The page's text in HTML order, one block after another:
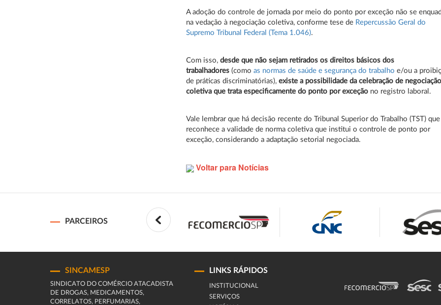
A adoção do controle de jornada por meio do ponto por exceção não se
na vedação à negociação coletiva, conforme tese de Repercussão Geral do
Supremo Tribunal Federal (Tema 1.046).
Com isso,desde que não sejam retirados os direitos básicos dos
trabalhadores (comoas normas de saúde e segurança do trabalho e/ou a
de práticas discriminatórias),existe a possibilidade da celebração de negociação
coletiva que trata especificamente do ponto por exceção no registro laboral.
Vale lembrar que há decisão recente do Tribunal Superior do Trabalho (TST) que
reconhece a validade de norma coletiva que institui o controle de ponto por
exceção, considerando a adaptação setorial negociada.
Voltar para Notícias
PARCEIROS
SINCAMESP
SINDICATO DO COMÉRCIO ATACADISTA
DE DROGAS, MEDICAMENTOS,
CORRELATOS, PERFUMARIAS,
LINKS RÁPIDOS
INSTITUCIONAL
SERVIÇOS